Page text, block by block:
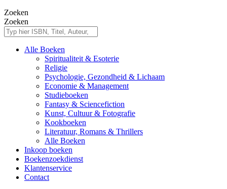
Zoeken
Zoeken
Alle Boeken
Spiritualiteit & Esoterie
Religie
Psychologie, Gezondheid & Lichaam
Economie & Management
Studieboeken
Fantasy & Sciencefiction
Kunst, Cultuur & Fotografie
Kookboeken
Literatuur, Romans & Thrillers
Alle Boeken
Inkoop boeken
Boekenzoekdienst
Klantenservice
Contact